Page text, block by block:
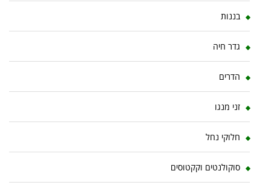
בננות
גדר חיה
הדרים
זני מנגו
חלוקי נחל
סוקולנטים וקקטוסים